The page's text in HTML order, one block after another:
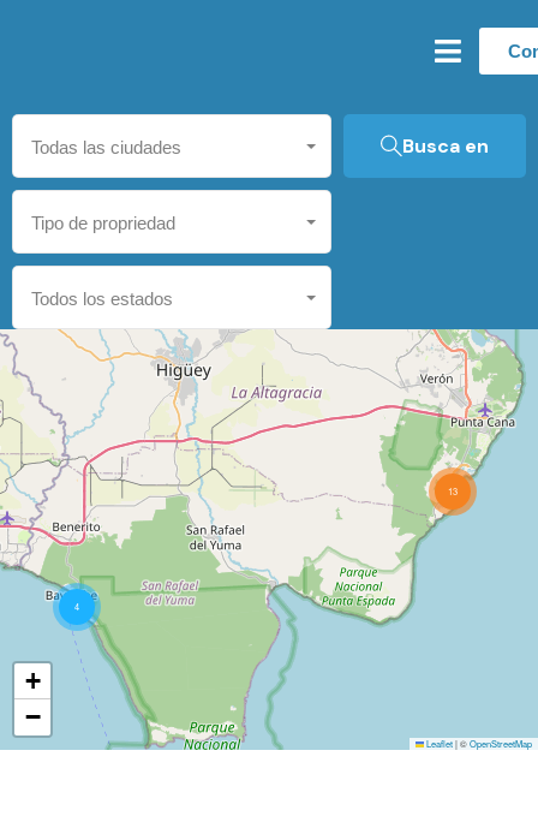
Todas las ciudades
Tipo de propriedad
Todos los estados
Busca en
4
13
+
−
Leaflet|©OpenStreetMap